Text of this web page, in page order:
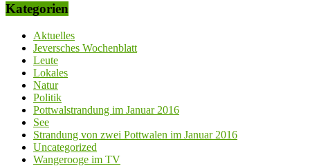
Kategorien
Aktuelles
Jeversches Wochenblatt
Leute
Lokales
Natur
Politik
Pottwalstrandung im Januar 2016
See
Strandung von zwei Pottwalen im Januar 2016
Uncategorized
Wangerooge im TV